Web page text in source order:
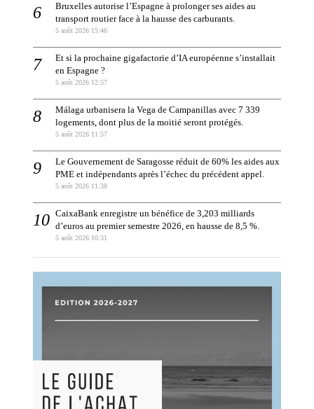
Bruxelles autorise l’Espagne à prolonger ses aides au
transport routier face à la hausse des carburants.
5 août 2026 15:46
Et si la prochaine gigafactorie d’IA européenne s’installait
en Espagne ?
5 août 2026 12:57
Málaga urbanisera la Vega de Campanillas avec 7 339
logements, dont plus de la moitié seront protégés.
5 août 2026 11:57
Le Gouvernement de Saragosse réduit de 60% les aides aux
PME et indépendants après l’échec du précédent appel.
5 août 2026 11:38
CaixaBank enregistre un bénéfice de 3,203 milliards
d’euros au premier semestre 2026, en hausse de 8,5 %.
5 août 2026 10:31